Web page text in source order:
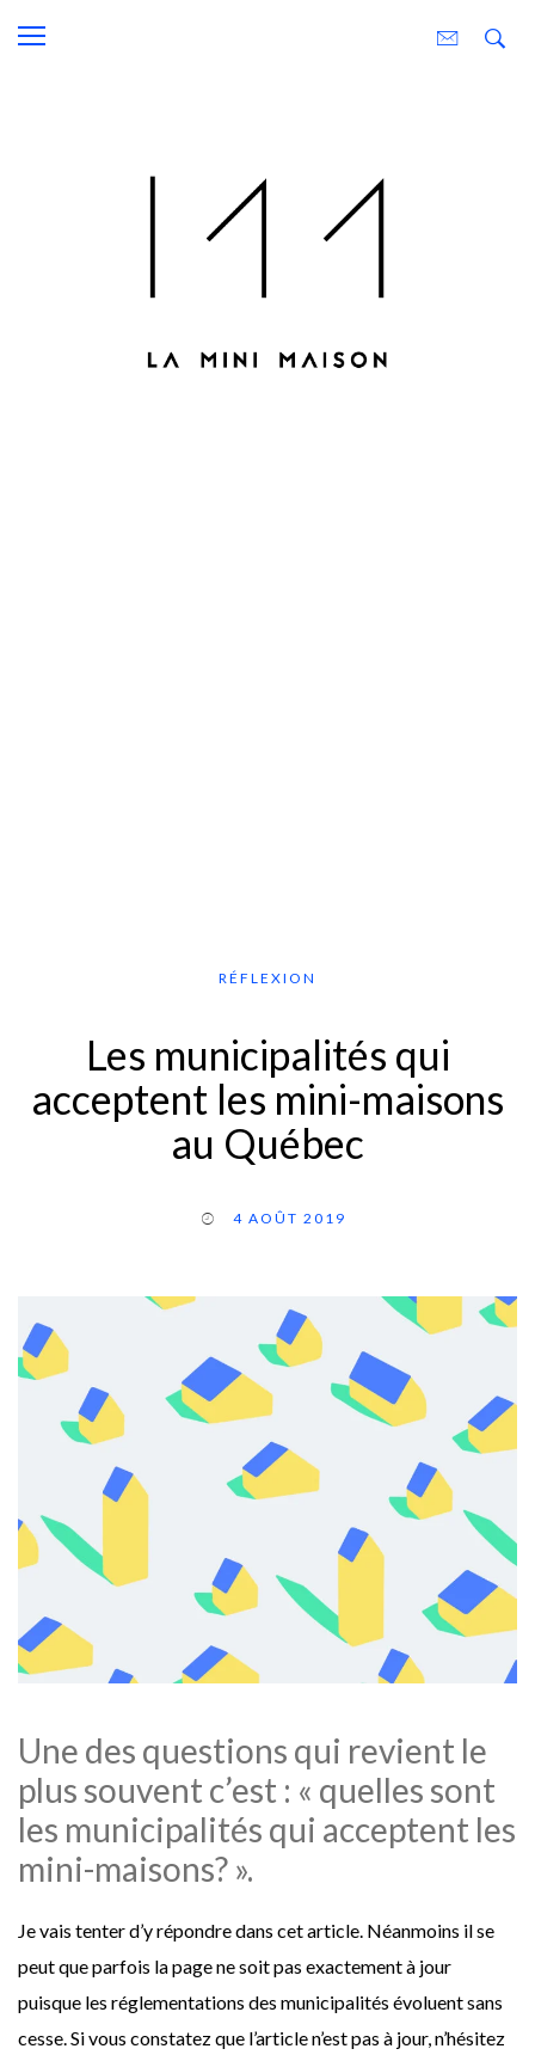
RÉFLEXION
Les municipalités qui
acceptent les mini-maisons
au Québec
4 AOÛT 2019
Une des questions qui revient le
plus souvent c’est : « quelles sont
les municipalités qui acceptent les
mini-maisons? ».
Je vais tenter d’y répondre dans cet article. Néanmoins il se
peut que parfois la page ne soit pas exactement à jour
puisque les réglementations des municipalités évoluent sans
cesse. Si vous constatez que l’article n’est pas à jour, n’hésitez